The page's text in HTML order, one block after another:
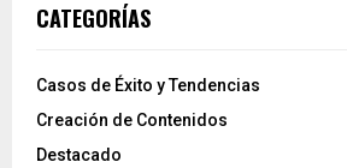
CATEGORÍAS
Casos de Éxito y Tendencias
Creación de Contenidos
Destacado